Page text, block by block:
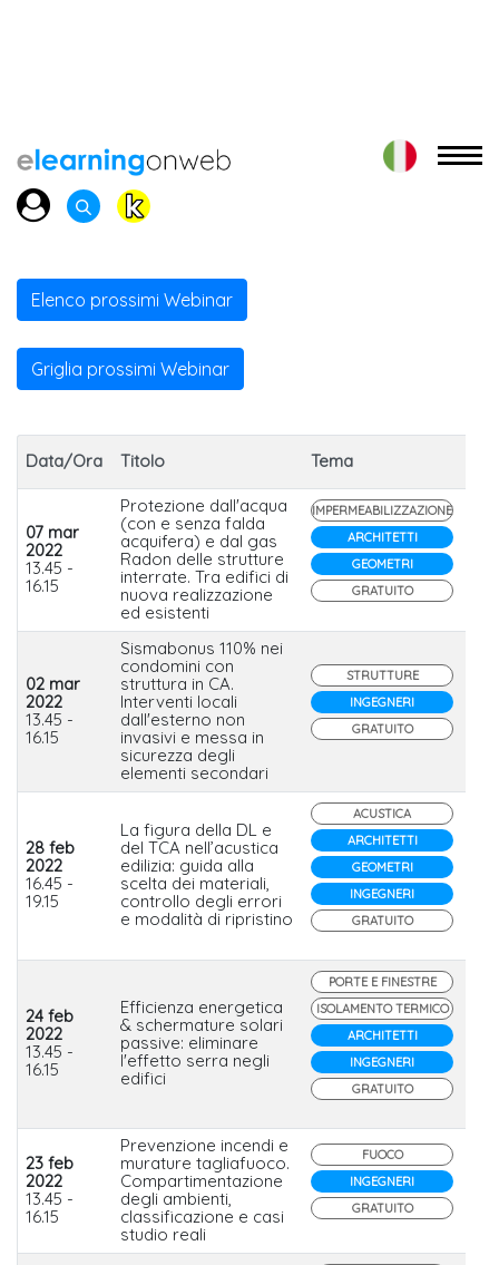
Elenco prossimi Webinar
Griglia prossimi Webinar
Data/Ora Titolo Tema
07 mar
2022
13.45 -
16.15
Protezione dall'acqua
(con e senza falda
acquifera) e dal gas
Radon delle strutture
interrate. Tra edifici di
nuova realizzazione
ed esistenti
IMPERMEABILIZZAZIONE
ARCHITETTI
GEOMETRI
GRATUITO
02 mar
2022
13.45 -
16.15
Sismabonus 110% nei
condomini con
struttura in CA.
Interventi locali
dall'esterno non
invasivi e messa in
sicurezza degli
elementi secondari
STRUTTURE
INGEGNERI
GRATUITO
28 feb
2022
16.45 -
19.15
La figura della DL e
del TCA nell’acustica
edilizia: guida alla
scelta dei materiali,
controllo degli errori
e modalità di ripristino
ACUSTICA
ARCHITETTI
GEOMETRI
INGEGNERI
GRATUITO
24 feb
2022
13.45 -
16.15
Efficienza energetica
& schermature solari
passive: eliminare
l'effetto serra negli
edifici
PORTE E FINESTRE
ISOLAMENTO TERMICO
ARCHITETTI
INGEGNERI
GRATUITO
23 feb
2022
13.45 -
16.15
Prevenzione incendi e
murature tagliafuoco.
Compartimentazione
degli ambienti,
classificazione e casi
studio reali
FUOCO
INGEGNERI
GRATUITO